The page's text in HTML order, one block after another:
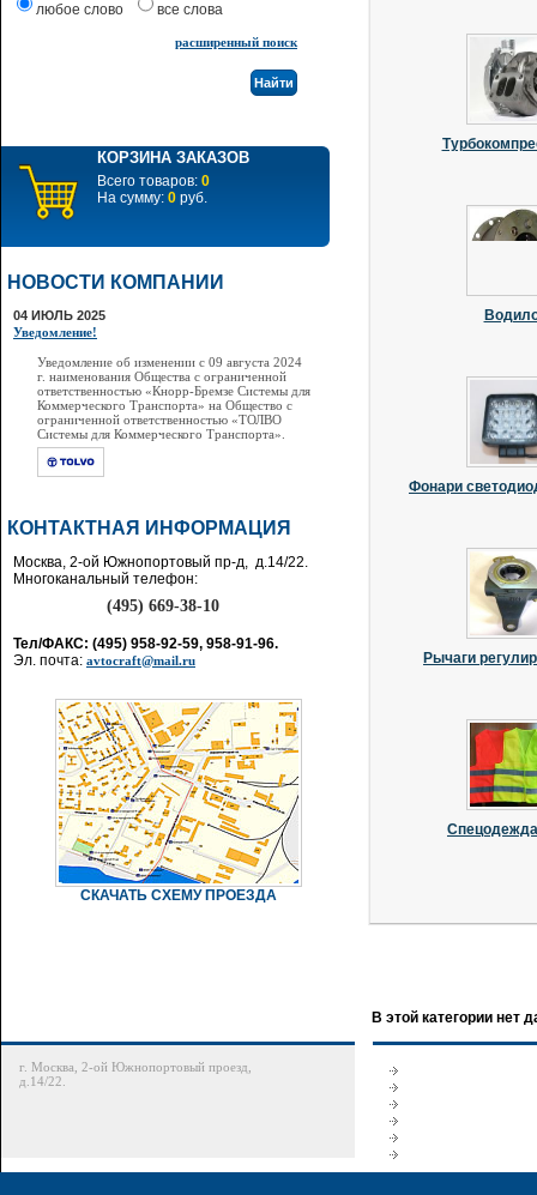
любое слово все слова
расширенный поиск
КОРЗИНА ЗАКАЗОВ
Всего товаров: 0
На сумму: 0 руб.
НОВОСТИ КОМПАНИИ
04 ИЮЛЬ 2025
Уведомление!
Уведомление об изменении с 09 августа 2024
г. наименования Общества с ограниченной
ответственностью «Кнорр-Бремзе Системы для
Коммерческого Транспорта» на Общество с
ограниченной ответственностью «ТОЛВО
Системы для Коммерческого Транспорта».
КОНТАКТНАЯ ИНФОРМАЦИЯ
Москва, 2-ой Южнопортовый пр-д, д.14/22.
Многоканальный телефон:
(495) 669-38-10
Тел/ФАКС: (495) 958-92-59, 958-91-96.
Эл. почта: avtocraft@mail.ru
СКАЧАТЬ СХЕМУ ПРОЕЗДА
Фонари
Рычаги
В этой категории нет
г. Москва, 2-ой Южнопортовый проезд,
д.14/22.